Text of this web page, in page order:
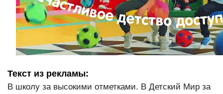
Текст из рекламы:
В школу за высокими отметками. В Детский Мир за